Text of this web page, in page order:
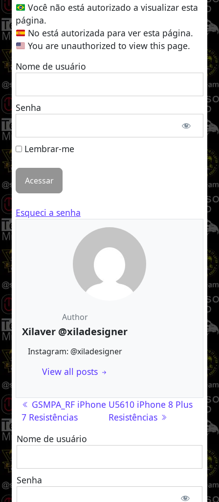
Você não está autorizado a visualizar esta
página.
No está autorizada para ver esta página.
You are unauthorized to view this page.
Nome de usuário
Senha
Lembrar-me
Esqueci a senha
Author
Xilaver @xiladesigner
Instagram: @xiladesigner
View all posts
Navegação de post
GSMPA_RF iPhone
7 Resistências
U5610 iPhone 8 Plus
Resistências
Nome de usuário
Senha